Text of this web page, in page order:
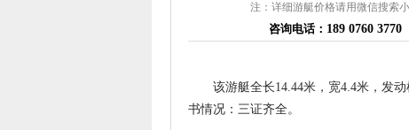
注：详细游艇价格请用微信搜索
咨询电话： 189 0760 3770
该游艇全长14.44米，宽4.4米，发动
书情况：三证齐全。